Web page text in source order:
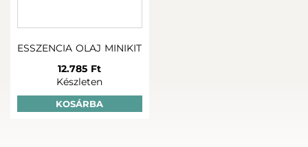
ESSZENCIA OLAJ MINIKIT
12.785 Ft
Készleten
KOSÁRBA